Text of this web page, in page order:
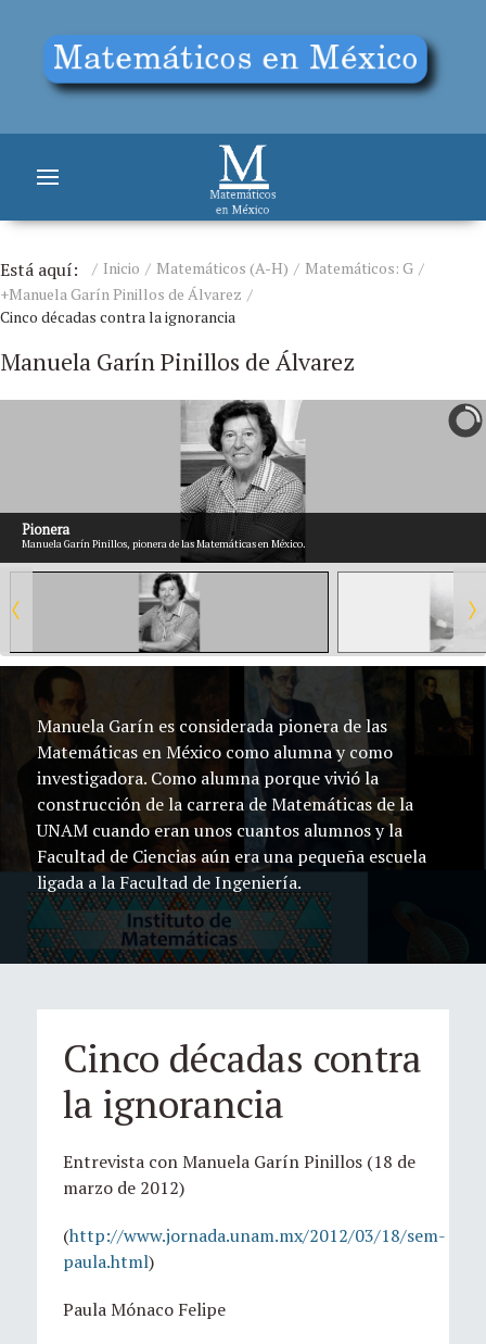
Está aquí: Inicio Matemáticos (A-H)
Matemáticos: G
+Manuela Garín Pinillos de Álvarez
Cinco décadas contra la ignorancia
Manuela Garín Pinillos de Álvarez
Pionera
Manuela Garín Pinillos, pionera de las Matemáticas en México.
Manuela Garín es considerada pionera de las
Matemáticas en México como alumna y como
investigadora. Como alumna porque vivió la
construcción de la carrera de Matemáticas de la
UNAM cuando eran unos cuantos alumnos y la
Facultad de Ciencias aún era una pequeña escuela
ligada a la Facultad de Ingeniería.
Cinco décadas contra
la ignorancia
Entrevista con Manuela Garín Pinillos (18 de
marzo de 2012)
(http://www.jornada.unam.mx/2012/03/18/sem-
paula.html)
Paula Mónaco Felipe